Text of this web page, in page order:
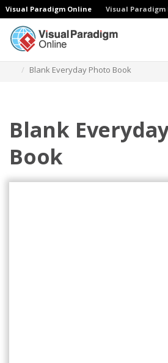
Visual Paradigm Online Visual Paradigm
Blank Everyday Photo Book
Blank
Book